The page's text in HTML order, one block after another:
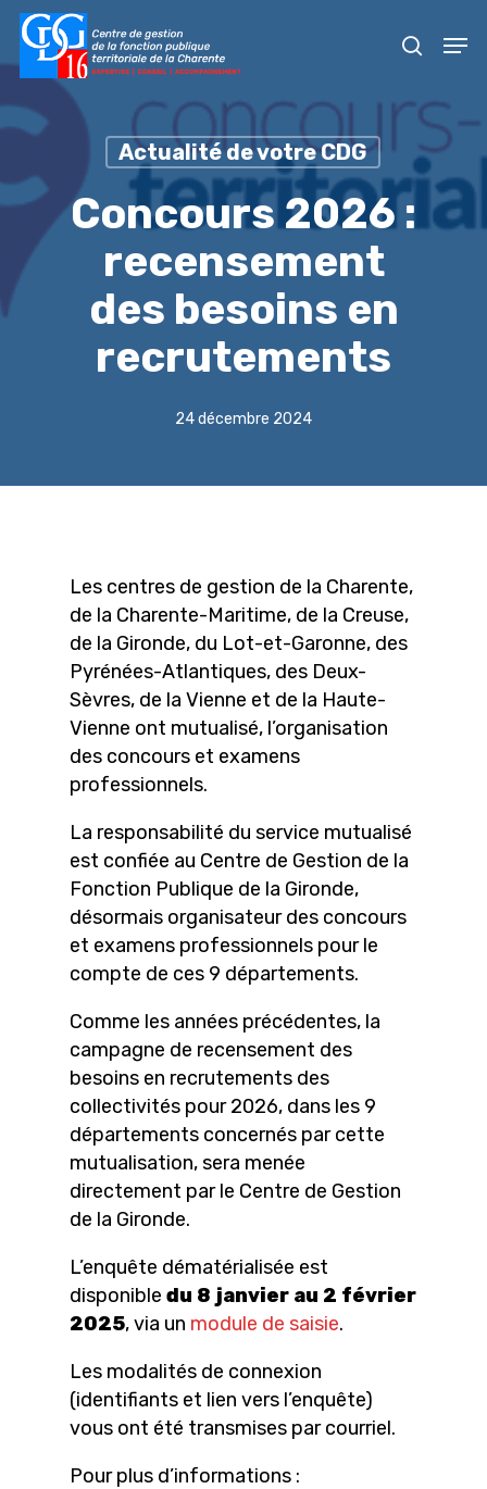
Skip
main
content
Actualité de votre CDG
Concours 2026 :
recensement
des besoins en
recrutements
24 décembre 2024
Les centres de gestion de la Charente,
de la Charente-Maritime, de la Creuse,
de la Gironde, du Lot-et-Garonne, des
Pyrénées-Atlantiques, des Deux-
Sèvres, de la Vienne et de la Haute-
Vienne ont mutualisé, l’organisation
des concours et examens
professionnels.
La responsabilité du service mutualisé
est confiée au Centre de Gestion de la
Fonction Publique de la Gironde,
désormais organisateur des concours
et examens professionnels pour le
compte de ces 9 départements.
Comme les années précédentes, la
campagne de recensement des
besoins en recrutements des
collectivités pour 2026, dans les 9
départements concernés par cette
mutualisation, sera menée
directement par le Centre de Gestion
de la Gironde.
L’enquête dématérialisée est
disponible du 8 janvier au 2 février
2025, via un module de saisie.
Les modalités de connexion
(identifiants et lien vers l’enquête)
vous ont été transmises par courriel.
Pour plus d’informations :